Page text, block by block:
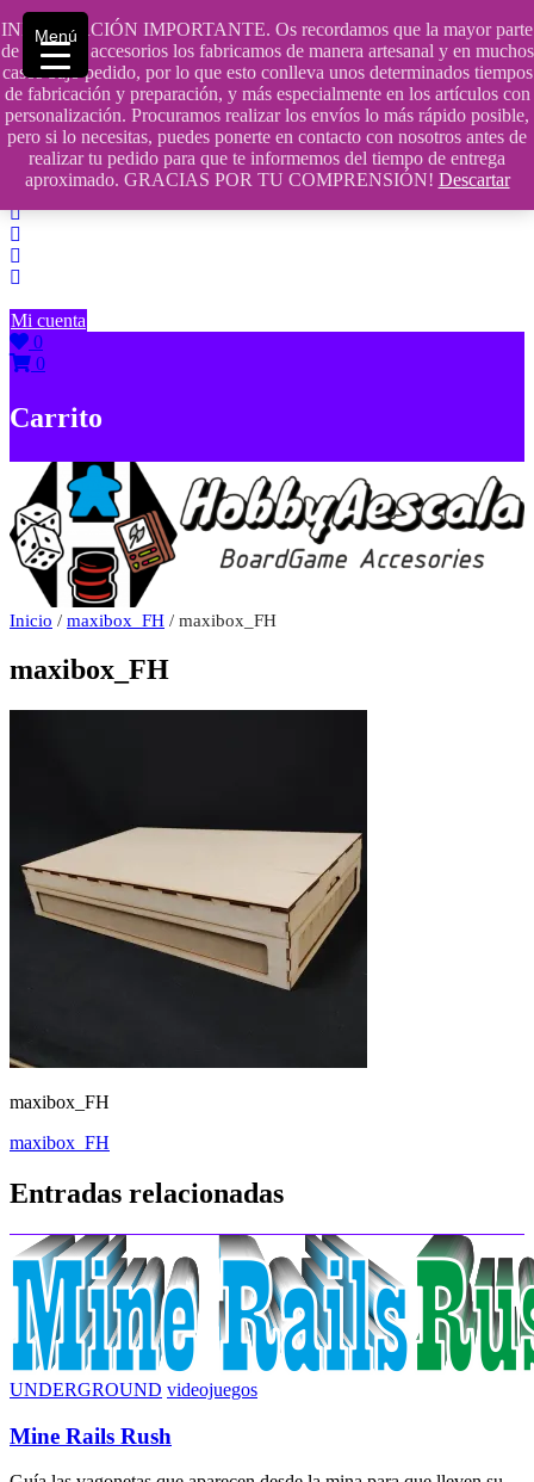
INFORMACIÓN IMPORTANTE. Os recordamos que la mayor parte
de nuestros accesorios los fabricamos de manera artesanal y en muchos
casos bajo pedido, por lo que esto conlleva unos determinados tiempos
de fabricación y preparación, y más especialmente en los artículos con
personalización. Procuramos realizar los envíos lo más rápido posible,
pero si lo necesitas, puedes ponerte en contacto con nosotros antes de
realizar tu pedido para que te informemos del tiempo de entrega
aproximado. GRACIAS POR TU COMPRENSIÓN! Descartar
Saltar
contenido
609241475 SOLO DE 10:00 a 14:00
info@hobbyaescala.com
San Fernando de Henares
10:00 - 14:00
Mi cuenta
0
0
Carrito
Inicio / maxibox_FH / maxibox_FH
maxibox_FH
maxibox_FH
Navegación
de
entradas
maxibox_FH
Entradas relacionadas
UNDERGROUND videojuegos
Mine Rails Rush
Menú